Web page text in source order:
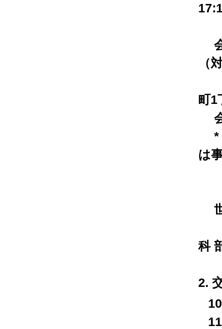
会
（
町1
会
*
は
世
科
2.